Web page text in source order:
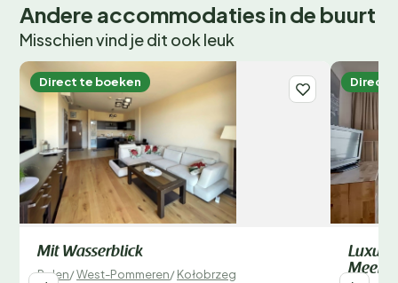
Andere accommodaties in de buurt
Misschien vind je dit ook leuk
Direct te boeken
Mit Wasserblick
Polen/West-Pommeren/Kołobrzeg
Direct